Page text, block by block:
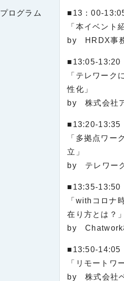
プログラム
■13：00-
「本イベント
by HRDX事
■13:05-13:20
「テレワーク
性化」
by 株式会社
■13:20-13:35
「多拠点ワー
立」
by テレワー
■13:35-13:50
「withコロナ
在り方とは？」
by Chatwork
■13:50-14:05
「リモートワ
by 株式会社